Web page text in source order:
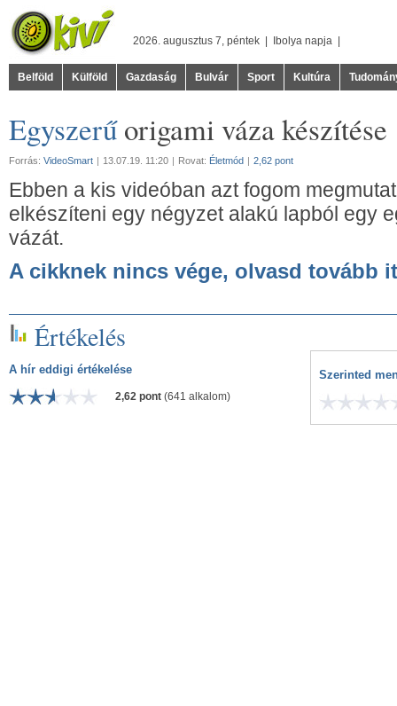
2026. augusztus 7, péntek | Ibolya napja |
Belföld Külföld Gazdaság Bulvár Sport Kultúra
Egyszerűorigami váza készítése
Forrás: VideoSmart | 13.07.19. 11:20 | Rovat: Életmód | 2,62 pont
Ebben a kis videóban azt fogom
elkészíteni egy négyzet alakú lapból egy
vázát.
A cikknek nincs vége, olvasd tovább
Értékelés
A hír eddigi értékelése
2,62 pont (641 alkalom)
Szerinted